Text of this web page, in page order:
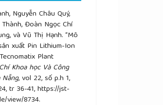
Nguyễn Châu Quý,
Đoàn Ngọc Chí
và Vũ Thị Hạnh. “Mô
xuất Pin Lithium-Ion
Plant
Khoa học Và Công
, vol 22, số p.h 1,
tr 36-41, https://jst-
view/8734.